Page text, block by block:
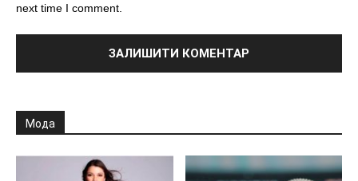
next time I comment.
Мода